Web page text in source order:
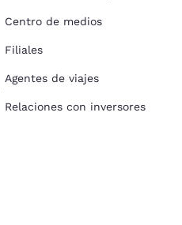
Centro de medios
Filiales
Agentes de viajes
Relaciones con inversores